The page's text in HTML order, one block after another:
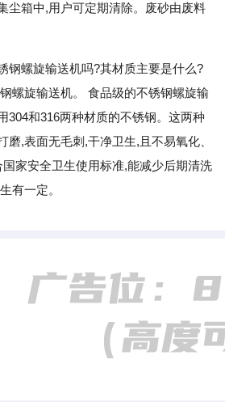
尘箱中,用户可定期清除。废砂由废料
钢螺旋输送机吗?其材质主要是什么?
螺旋输送机。 食品级的不锈钢螺旋输
304和316两种材质的不锈钢。这两种
磨,表面无毛刺,干净卫生,且不易氧化、
家安全卫生使用标准,能减少后期清洗
有一定。